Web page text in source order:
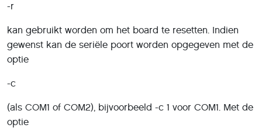
-r
kan gebruikt worden om het board te resetten. Indien
gewenst kan de seriële poort worden opgegeven met de
optie
-c
(als COM1 of COM2), bijvoorbeeld -c 1 voor COM1. Met de
optie